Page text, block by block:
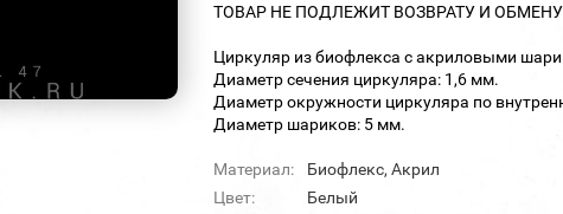
ТОВАР НЕ ПОДЛЕЖИТ ВОЗВРАТУ И
Циркуляр из биофлекса с акриловыми
Диаметр сечения циркуляра: 1,6 мм.
Диаметр окружности циркуляра по
Диаметр шариков: 5 мм.
Материал:
Биофлекс, Акрил
Цвет:
Белый